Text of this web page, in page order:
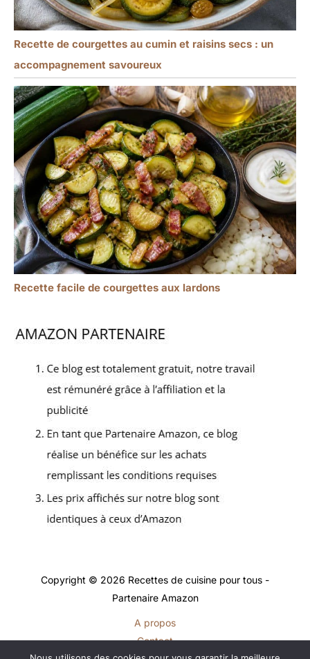
Recette de courgettes au cumin et raisins secs : un
accompagnement savoureux
Recette facile de courgettes aux lardons
Copyright © 2026 Recettes de cuisine pour tous -
Partenaire Amazon
A propos
Contact